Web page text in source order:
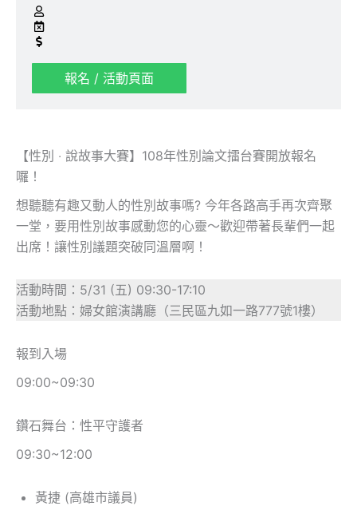
報名 / 活動頁面
【性別 ‧ 說故事大賽】108年性別論文擂台賽開放報名
囉！
想聽聽有趣又動人的性別故事嗎? 今年各路高手再次齊聚
一堂，要用性別故事感動您的心靈～歡迎帶著長輩們一起
出席！讓性別議題突破同溫層啊！
活動時間：5/31 (五) 09:30-17:10
活動地點：婦女館演講廳（三民區九如一路777號1樓）
報到入場
09:00~09:30
鑽石舞台：性平守護者
09:30~12:00
黃捷 (高雄市議員)